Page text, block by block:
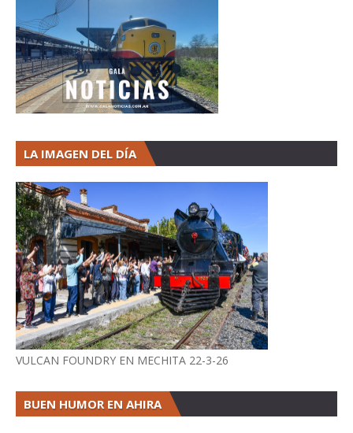
LA IMAGEN DEL DÍA
VULCAN FOUNDRY EN MECHITA 22-3-26
BUEN HUMOR EN AHIRA